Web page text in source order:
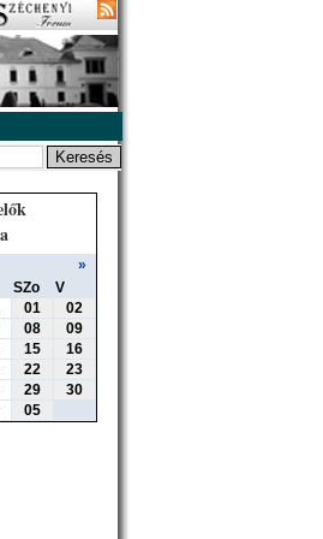
»
SZo
V
01
02
08
09
15
16
22
23
29
30
05